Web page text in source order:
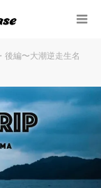
後編〜大潮逆走生名